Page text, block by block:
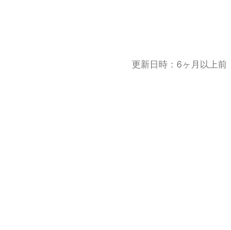
更新日時：6ヶ月以上前